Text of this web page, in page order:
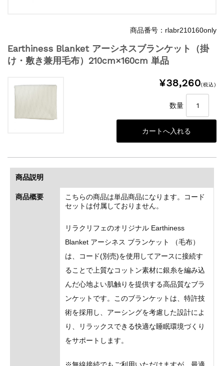
商品番号：rlabr210160only
Earthiness Blanket アーシネスブランケット（掛
け・敷き兼用毛布）210cm×160cm 単品
¥38,260(税込)
数量
商品説明
商品概要
こちらの商品は単品商品になります。コード
セットは付属しておりません。
リラクリフェのオリジナル Earthiness
Blanket アーシネス ブランケット （毛布）
は、コード(別売)を使用してアースに接続す
ることで上質なコットン素材に銀糸を編み込
んだ心地よい肌触りを提供する高品質なブラ
ンケットです。このブランケットは、特許技
術を採用し、アーシングを考慮した設計によ
り、リラックスできる快適な睡眠環境づくり
をサポートします。